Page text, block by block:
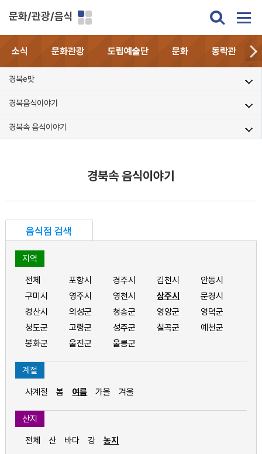
문화/관광/음식
소식 문화관광 도립예술단 문화 동락관
경북e맛
경북음식이야기
경북속 음식이야기
경북속 음식이야기
음식점 검색
지역
전체 포항시 경주시 김천시
안동시
구미시
영주시 영천시 상주시
문경시
경산시
의성군 청송군 영양군
영덕군
청도군
고령군 성주군 칠곡군
예천군
봉화군
울진군 울릉군
계절
사계절 봄 여름 가을 겨울
산지
전체 산 바다 강 농지